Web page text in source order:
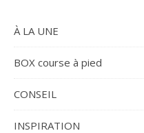
À LA UNE
BOX course à pied
CONSEIL
INSPIRATION